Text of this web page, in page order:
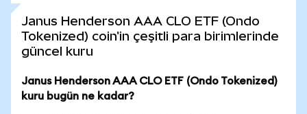
Janus Henderson AAA CLO ETF (Ondo
Tokenized) coin'in çeşitli para birimlerinde
güncel kuru
Janus Henderson AAA CLO ETF (Ondo Tokenized)
kuru bugün ne kadar?